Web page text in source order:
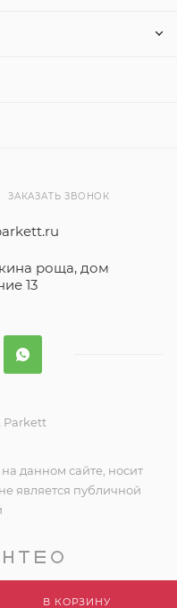
В КОРЗИНУ
ЗАКАЗАТЬ ЗВОНОК
роща, дом
13
Parkett
данном сайте, носит
является публичной